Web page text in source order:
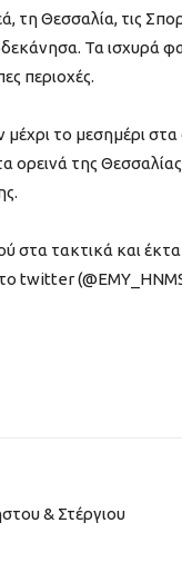
τη Θεσσαλία, τις
Τα ισχυρά
περιοχές.
το μεσημέρι στα
ορεινά της
στα τακτικά και
twitter
& Στέργιου